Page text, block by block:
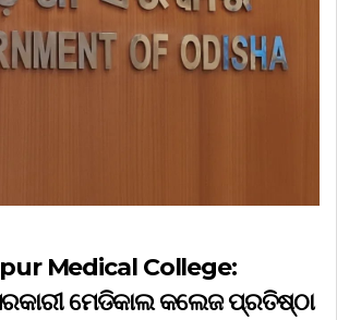
Medical College:
ମେଡିକାଲ କଲେଜ ପ୍ରତିଷ୍ଠା